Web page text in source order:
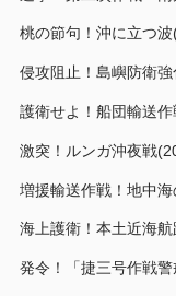
桃の節句！沖に立つ
侵攻阻止！島嶼防衛
護衛せよ！船団輸送
激突！ルンガ沖夜戦
増援輸送作戦！地中
海上護衛！本土近海
発令！「捷三号作戦